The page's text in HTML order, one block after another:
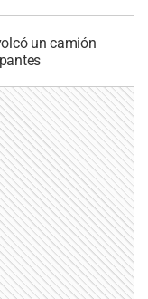
un camión